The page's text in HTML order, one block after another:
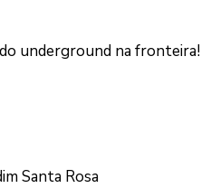
underground na fronteira!
Santa Rosa